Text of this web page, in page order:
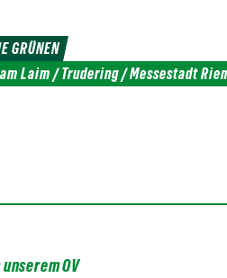
GRÜNEN
Laim / Trudering / Messestadt
OV